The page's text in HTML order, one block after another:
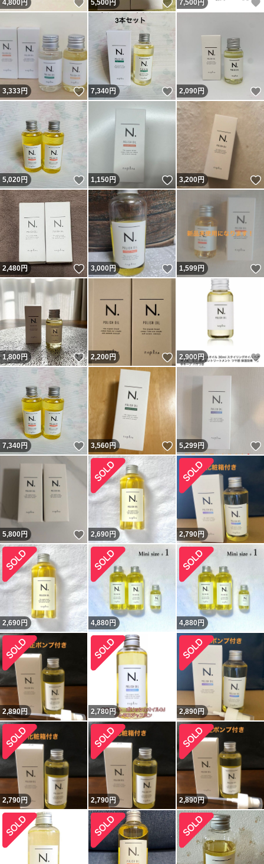
4,800円 いいね！
5,500円 いいね！
7,500 円
3,333円 いいね！
7,340円 いいね！
2,090円
5,020円 いいね！
1,150円 いいね！
3,200円
2,480円 いいね！
3,000円 いいね！
1,599円
1,800円 いいね！
2,200円 いいね！
2,900円
7,340円 いいね！
3,560円 いいね！
5,299円
5,800円 いいね！
2,690円 2,790円
2,690円 4,880円 4,880円
2,890円 2,780円 2,890円
2,790円 2,790円 2,890円